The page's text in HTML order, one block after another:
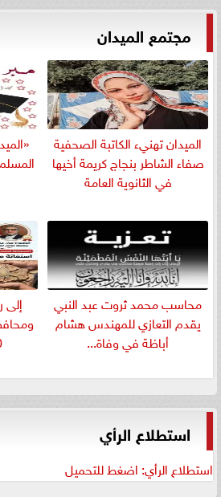
مجتمع الميدان
الميدان تهنيء الكاتبة الصحفية
صفاء الشاطر بنجاج كريمة أخيها
في الثانوية العامة
​محاسب محمد ثروت عبد النبي
يقدم التعازي للمهندس هشام
أباظة في وفاة...
إلى
استطلاع الرأي
استطلاع الرأي: اضغط للتحميل